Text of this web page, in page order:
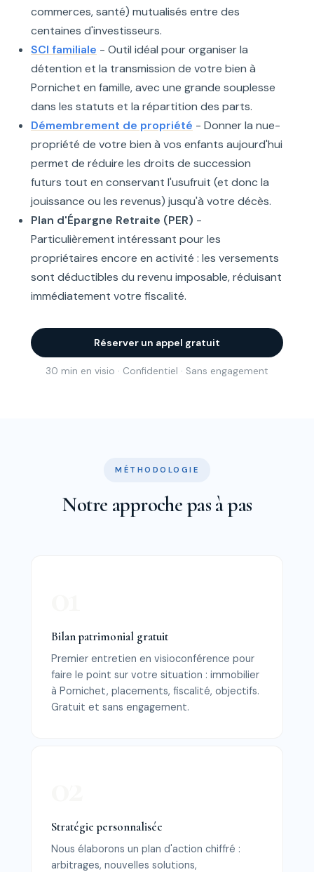
commerces, santé) mutualisés entre des
centaines d'investisseurs.
SCI familiale - Outil idéal pour organiser la
détention et la transmission de votre bien à
Pornichet en famille, avec une grande souplesse
dans les statuts et la répartition des parts.
Démembrement de propriété - Donner la nue-
propriété de votre bien à vos enfants aujourd'hui
permet de réduire les droits de succession
futurs tout en conservant l'usufruit (et donc la
jouissance ou les revenus) jusqu'à votre décès.
Plan d'Épargne Retraite (PER) -
Particulièrement intéressant pour les
propriétaires encore en activité : les versements
sont déductibles du revenu imposable, réduisant
immédiatement votre fiscalité.
Réserver un appel gratuit
30 min en visio · Confidentiel · Sans engagement
MÉTHODOLOGIE
Notre approche pas à pas
Bilan patrimonial gratuit
Premier entretien en visioconférence pour
faire le point sur votre situation : immobilier
à Pornichet, placements, fiscalité, objectifs.
Gratuit et sans engagement.
Stratégie personnalisée
Nous élaborons un plan d'action chiffré :
arbitrages, nouvelles solutions,